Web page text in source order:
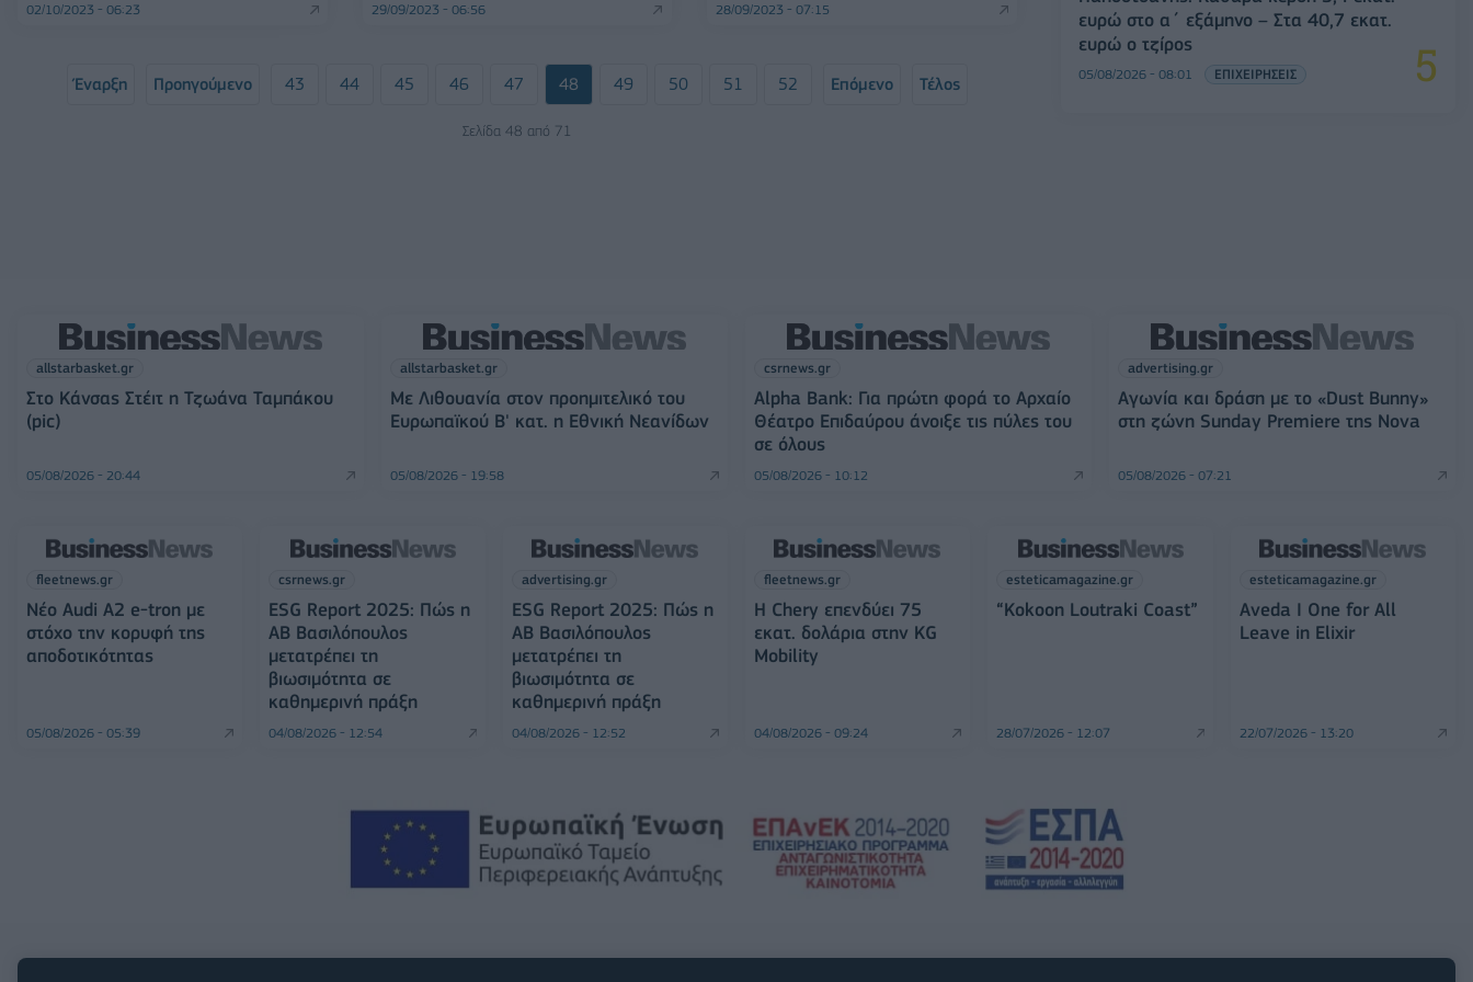
02/10/2023 - 06:23 29/09/2023 - 06:56 28/09/2023 - 07:15
Έναρξη Προηγούμενο 43 44 45 46 47 48 49 50 51 52 Επόμενο Τέλος
Σελίδα 48 από 71
ευρώ στο α΄ εξάμηνο – Στα 40,7 εκατ.
ευρώ ο τζίρος
05/08/2026 - 08:01 ΕΠΙΧΕΙΡΗΣΕΙΣ
allstarbasket.gr
Στο Κάνσας Στέιτ η Τζωάνα Ταμπάκου
(pic)
05/08/2026 - 20:44
allstarbasket.gr
Με Λιθουανία στον προημιτελικό του
Ευρωπαϊκού Β' κατ. η Εθνική Νεανίδων
05/08/2026 - 19:58
csrnews.gr
Alpha Bank: Για πρώτη φορά το Αρχαίο
Θέατρο Επιδαύρου άνοιξε τις πύλες του
σε όλους
05/08/2026 - 10:12
advertising.gr
Αγωνία και δράση με το «Dust Bunny»
στη ζώνη Sunday Premiere της Nova
05/08/2026 - 07:21
fleetnews.gr
Νέο Audi A2 e-tron με
στόχο την κορυφή της
αποδοτικότητας
05/08/2026 - 05:39
csrnews.gr
ESG Report 2025: Πώς η
ΑΒ Βασιλόπουλος
μετατρέπει τη
βιωσιμότητα σε
καθημερινή πράξη
04/08/2026 - 12:54
advertising.gr
ESG Report 2025: Πώς η
ΑΒ Βασιλόπουλος
μετατρέπει τη
βιωσιμότητα σε
καθημερινή πράξη
04/08/2026 - 12:52
fleetnews.gr
Η Chery επενδύει 75
εκατ. δολάρια στην KG
Mobility
04/08/2026 - 09:24
esteticamagazine.gr
“Kokoon Loutraki Coast”
28/07/2026 - 12:07
esteticamagazine.gr
Aveda I One for All
Leave in Elixir
22/07/2026 - 13:20